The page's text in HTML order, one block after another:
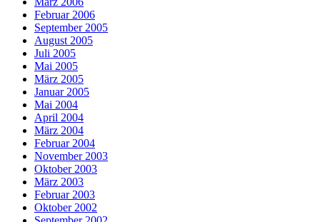
Februar 2006
September 2005
August 2005
Juli 2005
Mai 2005
März 2005
Januar 2005
Mai 2004
April 2004
März 2004
Februar 2004
November 2003
Oktober 2003
März 2003
Februar 2003
Oktober 2002